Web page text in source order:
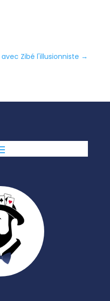
Zibé l'illusionniste →